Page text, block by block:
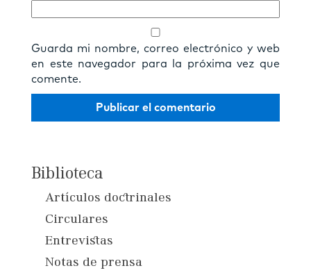
Guarda mi nombre, correo electrónico y web
en este navegador para la próxima vez que
comente.
Biblioteca
Artículos doctrinales
Circulares
Entrevistas
Notas de prensa